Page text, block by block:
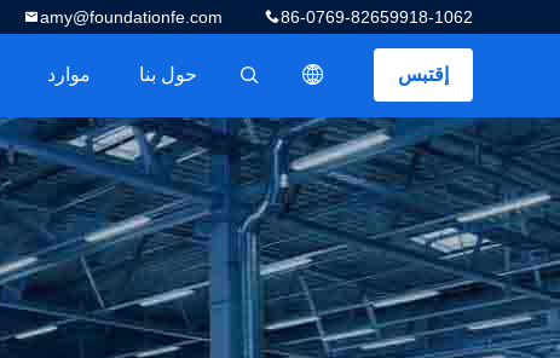
86-0769-82659918-1062
amy@foundationfe.com
إقتبس
描述
موارد حول بنا